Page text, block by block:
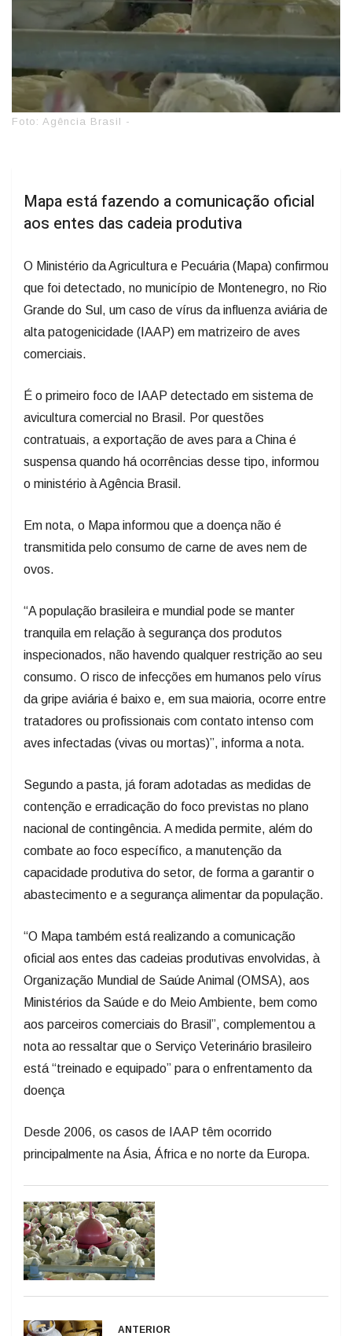
Foto: Agência Brasil -
Mapa está fazendo a comunicação oficial
aos entes das cadeia produtiva
O Ministério da Agricultura e Pecuária (Mapa) confirmou
que foi detectado, no município de Montenegro, no Rio
Grande do Sul, um caso de vírus da influenza aviária de
alta patogenicidade (IAAP) em matrizeiro de aves
comerciais.
É o primeiro foco de IAAP detectado em sistema de
avicultura comercial no Brasil. Por questões
contratuais, a exportação de aves para a China é
suspensa quando há ocorrências desse tipo, informou
o ministério à Agência Brasil.
Em nota, o Mapa informou que a doença não é
transmitida pelo consumo de carne de aves nem de
ovos.
“A população brasileira e mundial pode se manter
tranquila em relação à segurança dos produtos
inspecionados, não havendo qualquer restrição ao seu
consumo. O risco de infecções em humanos pelo vírus
da gripe aviária é baixo e, em sua maioria, ocorre entre
tratadores ou profissionais com contato intenso com
aves infectadas (vivas ou mortas)”, informa a nota.
Segundo a pasta, já foram adotadas as medidas de
contenção e erradicação do foco previstas no plano
nacional de contingência. A medida permite, além do
combate ao foco específico, a manutenção da
capacidade produtiva do setor, de forma a garantir o
abastecimento e a segurança alimentar da população.
“O Mapa também está realizando a comunicação
oficial aos entes das cadeias produtivas envolvidas, à
Organização Mundial de Saúde Animal (OMSA), aos
Ministérios da Saúde e do Meio Ambiente, bem como
aos parceiros comerciais do Brasil”, complementou a
nota ao ressaltar que o Serviço Veterinário brasileiro
está “treinado e equipado” para o enfrentamento da
doença
Desde 2006, os casos de IAAP têm ocorrido
principalmente na Ásia, África e no norte da Europa.
ANTERIOR